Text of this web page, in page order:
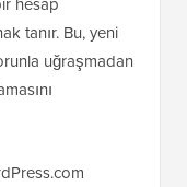
hesap
tanır. Bu, yeni
uğraşmadan